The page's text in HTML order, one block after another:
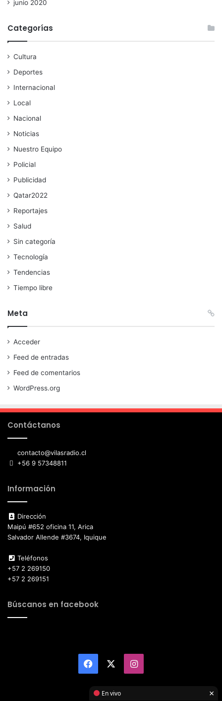
junio 2020
Categorías
Cultura
Deportes
Internacional
Local
Nacional
Noticias
Nuestro Equipo
Policial
Publicidad
Qatar2022
Reportajes
Salud
Sin categoría
Tecnología
Tendencias
Tiempo libre
Meta
Acceder
Feed de entradas
Feed de comentarios
WordPress.org
Contáctanos
contacto@vilasradio.cl
+56 9 57348811
Información
Dirección
Maipú #652 oficina 11, Arica
Salvador Allende #3674, Iquique
Teléfonos
+57 2 269150
+57 2 269151
Búscanos en facebook
Facebook Instagram
En vivo ×